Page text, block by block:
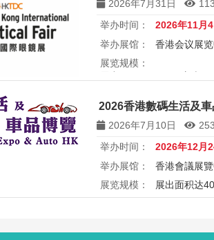
2026年7月31日
举办时间：
2026年11月
举办展馆：
香港会议展
展览规模：
办，为期三天，是亚洲最
国际认证。展会特设品牌
球视光产品供应商，并配
创造高效的跨境商贸与合
2026香港數碼生活及
2026年7月10日
举办时间：
2026年12月
举办展馆：
香港會議展
展览规模：
展出面积达
用品千余家展商，打造圣